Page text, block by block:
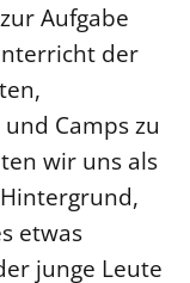
Aufgabe
der
Camps zu
wir uns als
etwas
junge Leute